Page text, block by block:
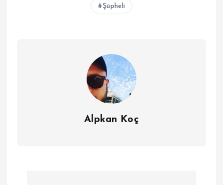
Şüpheli
Alpkan Koç